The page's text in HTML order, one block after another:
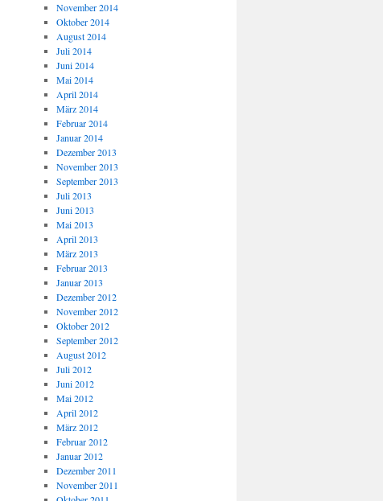
November 2014
Oktober 2014
August 2014
Juli 2014
Juni 2014
Mai 2014
April 2014
März 2014
Februar 2014
Januar 2014
Dezember 2013
November 2013
September 2013
Juli 2013
Juni 2013
Mai 2013
April 2013
März 2013
Februar 2013
Januar 2013
Dezember 2012
November 2012
Oktober 2012
September 2012
August 2012
Juli 2012
Juni 2012
Mai 2012
April 2012
März 2012
Februar 2012
Januar 2012
Dezember 2011
November 2011